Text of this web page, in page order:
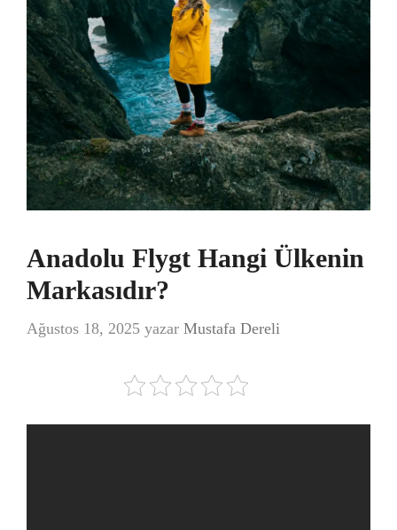
Anadolu Flygt Hangi Ülkenin
Markasıdır?
Ağustos 18, 2025 yazar Mustafa Dereli